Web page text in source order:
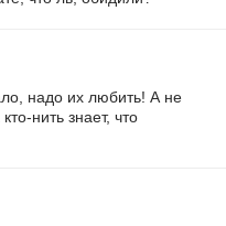
надо их любить! А не
нить знает, что